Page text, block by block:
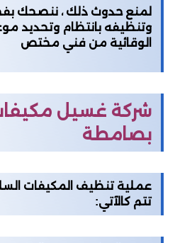
لمنع حدوث ذلك ، ننصحك
وتنظيفه بانتظام وتحديد
الوقائية من فني مختص
شركة غسيل
بصامطة
عملية تنظيف المكيفات
تتم كالآتي: